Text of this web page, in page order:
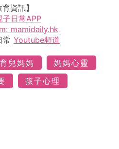
資訊】
日常APP
mamidaily.hk
常 Youtube頻道
育兒媽媽
媽媽心靈
孩子心理